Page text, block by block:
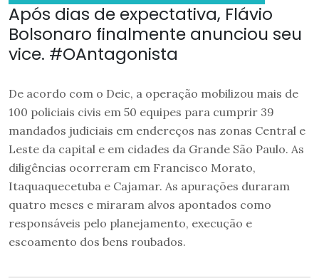
Após dias de expectativa, Flávio
Bolsonaro finalmente anunciou seu
vice. #OAntagonista
De acordo com o Deic, a operação mobilizou mais de
100 policiais civis em 50 equipes para cumprir 39
mandados judiciais em endereços nas zonas Central e
Leste da capital e em cidades da Grande São Paulo. As
diligências ocorreram em Francisco Morato,
Itaquaquecetuba e Cajamar. As apurações duraram
quatro meses e miraram alvos apontados como
responsáveis pelo planejamento, execução e
escoamento dos bens roubados.